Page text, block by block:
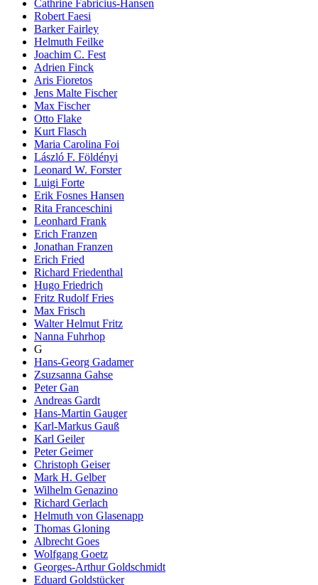
Cathrine Fabricius-Hansen
Robert Faesi
Barker Fairley
Helmuth Feilke
Joachim C. Fest
Adrien Finck
Aris Fioretos
Jens Malte Fischer
Max Fischer
Otto Flake
Kurt Flasch
Maria Carolina Foi
László F. Földényi
Leonard W. Forster
Luigi Forte
Erik Fosnes Hansen
Rita Franceschini
Leonhard Frank
Erich Franzen
Jonathan Franzen
Erich Fried
Richard Friedenthal
Hugo Friedrich
Fritz Rudolf Fries
Max Frisch
Walter Helmut Fritz
Nanna Fuhrhop
G
Hans-Georg Gadamer
Zsuzsanna Gahse
Peter Gan
Andreas Gardt
Hans-Martin Gauger
Karl-Markus Gauß
Karl Geiler
Peter Geimer
Christoph Geiser
Mark H. Gelber
Wilhelm Genazino
Richard Gerlach
Helmuth von Glasenapp
Thomas Gloning
Albrecht Goes
Wolfgang Goetz
Georges-Arthur Goldschmidt
Eduard Goldstücker